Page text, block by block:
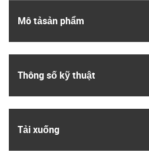
Mô tả­sản phẩm
Thông số kỹ thuật
Tải xuống